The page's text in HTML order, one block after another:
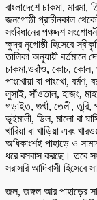
বাংলাদেশে চাকমা,
জনগোষ্ঠী প্রাচীনকাল
সংবিধানের পঞ্চদশ
ক্ষুদ্র নৃগোষ্ঠী হিসেবে
তালিকা অনুযায়ী বর্তমানে
চাকমা,ওরাঁও, কোচ, কোল,
পাংখোয়া বা পাংখো, বর্মণ,
লুসাই, সাঁওতাল, হাজং,
গড়াইত, গুর্খা, তেলী, তুরি,
ভূইমালী, ডিল, মালো বা
খারিয়া বা খাড়িয়া এবং
অধিকাংশই পাহাড়ে ও
ধরে বসবাস করছে। তবে
সরাসরি আদিবাসী হিসেবে
জল, জঙ্গল আর পাহাড়ের